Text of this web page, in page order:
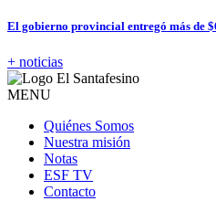
El gobierno provincial entregó más de
+ noticias
MENU
Quiénes Somos
Nuestra misión
Notas
ESF TV
Contacto